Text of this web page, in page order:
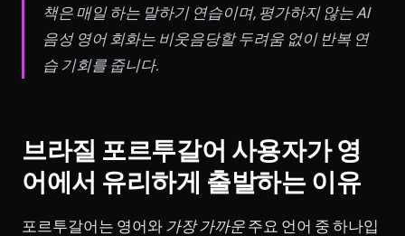
책은 매일 하는 말하기 연습이며, 평가하지 않는 AI
음성 영어 회화는 비웃음당할 두려움 없이 반복 연
습 기회를 줍니다.
브라질 포르투갈어 사용자가 영
어에서 유리하게 출발하는 이유
포르투갈어는 영어와 가장 가까운 주요 언어 중 하나입